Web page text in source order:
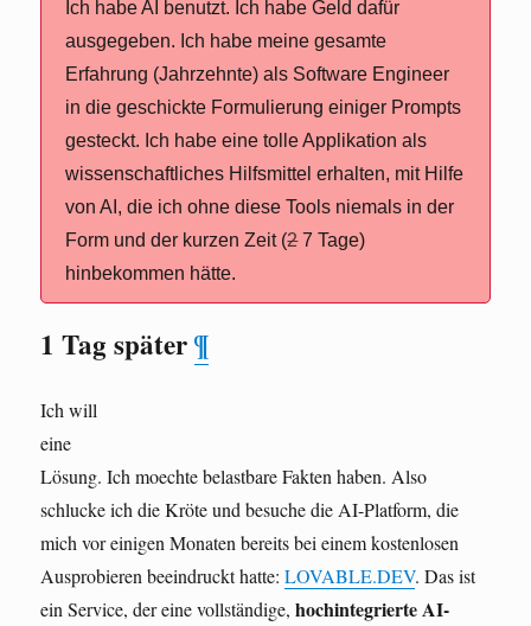
Ich habe AI benutzt. Ich habe Geld dafür
ausgegeben. Ich habe meine gesamte
Erfahrung (Jahrzehnte) als Software Engineer
in die geschickte Formulierung einiger Prompts
gesteckt. Ich habe eine tolle Applikation als
wissenschaftliches Hilfsmittel erhalten, mit Hilfe
von AI, die ich ohne diese Tools niemals in der
Form und der kurzen Zeit (27 Tage)
hinbekommen hätte.
1 Tag später¶
Ich will
eine
Lösung. Ich moechte belastbare Fakten haben. Also
schlucke ich die Kröte und besuche die AI-Platform, die
mich vor einigen Monaten bereits bei einem kostenlosen
Ausprobieren beeindruckt hatte:LOVABLE.DEV. Das ist
ein Service, der eine vollständige,hochintegrierte AI-